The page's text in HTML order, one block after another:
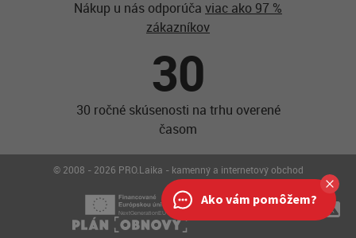
Nákup u nás odporúča viac ako 97 %
zákazníkov
30
30 ročné skúsenosti na trhu overené
časom
© 2008 - 2026 PRO.Laika - kamenný a internetový obchod
Ako vám pomôžem?